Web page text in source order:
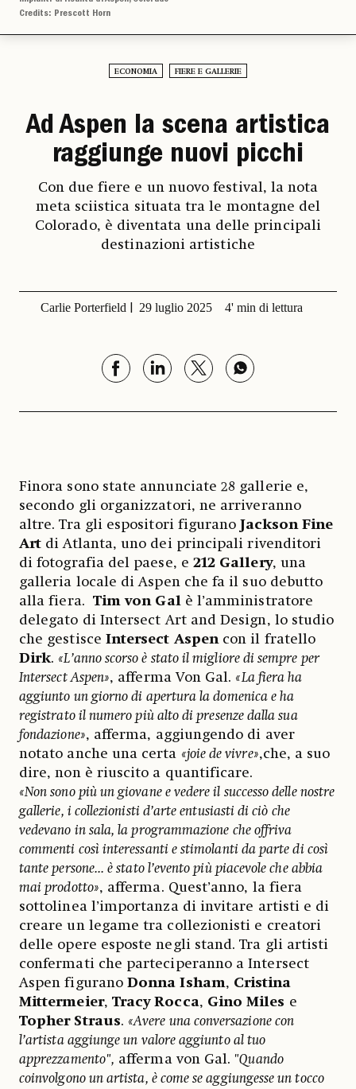
Credits: Prescott Horn
ECONOMIA FIERE E GALLERIE
Ad Aspen la scena artistica
raggiunge nuovi picchi
Con due fiere e un nuovo festival, la nota
meta sciistica situata tra le montagne del
Colorado, è diventata una delle principali
destinazioni artistiche
Carlie Porterfield 29 luglio 2025 4' min di lettura
Finora sono state annunciate 28 gallerie e,
secondo gli organizzatori, ne arriveranno
altre. Tra gli espositori figurano Jackson Fine
Art di Atlanta, uno dei principali rivenditori
di fotografia del paese, e 212 Gallery, una
galleria locale di Aspen che fa il suo debutto
alla fiera. Tim von Gal è l’amministratore
delegato di Intersect Art and Design, lo studio
che gestisce Intersect Aspen con il fratello
Dirk. «L’anno scorso è stato il migliore di sempre per
Intersect Aspen», afferma Von Gal. «La fiera ha
aggiunto un giorno di apertura la domenica e ha
registrato il numero più alto di presenze dalla sua
fondazione», afferma, aggiungendo di aver
notato anche una certa «joie de vivre»,che, a suo
dire, non è riuscito a quantificare.
«Non sono più un giovane e vedere il successo delle nostre
gallerie, i collezionisti d’arte entusiasti di ciò che
vedevano in sala, la programmazione che offriva
commenti così interessanti e stimolanti da parte di così
tante persone... è stato l’evento più piacevole che abbia
mai prodotto», afferma. Quest’anno, la fiera
sottolinea l’importanza di invitare artisti e di
creare un legame tra collezionisti e creatori
delle opere esposte negli stand. Tra gli artisti
confermati che parteciperanno a Intersect
Aspen figuranoDonna Isham, Cristina
Mittermeier, Tracy Rocca, Gino Miles e
Topher Straus. «Avere una conversazione con
l’artista aggiunge un valore aggiunto al tuo
apprezzamento", afferma von Gal. "Quando
coinvolgono un artista, è come se aggiungesse un tocco